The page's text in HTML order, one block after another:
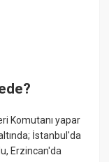
Komutanı yapar
İstanbul'da
Erzincan'da